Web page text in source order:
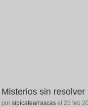
Misterios sin resolver
por sipicatearrascas el 25 feb